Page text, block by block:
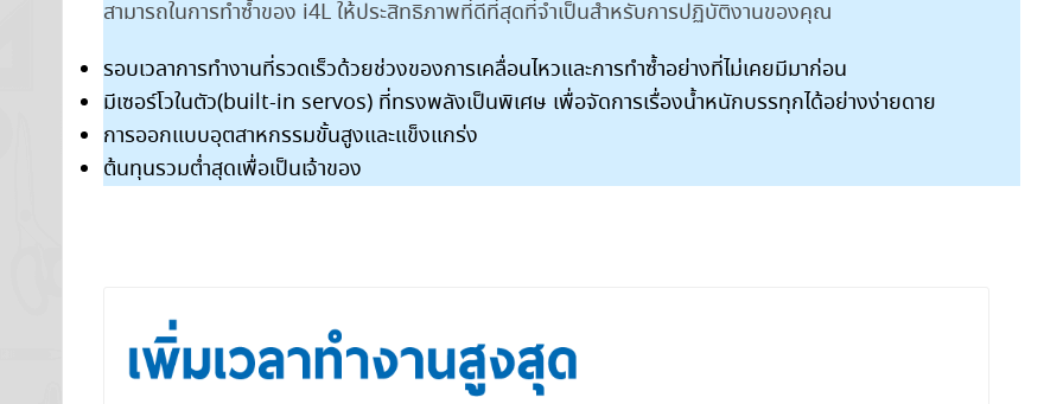
สามารถในการทำซ้ำของ i4L ให้ประสิทธิภาพที่ดีที่สุดที่จำเป็นสำหรับการปฏิบัติงานของคุณ
รอบเวลาการทำงานที่รวดเร็วด้วยช่วงของการเคลื่อนไหวและการทำซ้ำอย่างที่ไม่เคยมีมาก่อน
มีเซอร์โวในตัว(built-in servos) ที่ทรงพลังเป็นพิเศษ เพื่อจัดการเรื่องน้ำหนักบรรทุกได้อย่างง่ายดาย
การออกแบบอุตสาหกรรมขั้นสูงและแข็งแกร่ง
ต้นทุนรวมต่ำสุดเพื่อเป็นเจ้าของ